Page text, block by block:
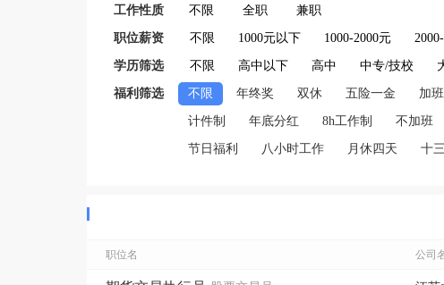
工作性质 不限 全职 兼职
职位薪资 不限 1000元以下 1000-2000元
学历筛选 不限 高中以下 高中 中专/技校
福利筛选 不限 年终奖 双休 五险一金 加
计件制 年底分红 8h工作制 不加班
节日福利 八小时工作 月休四天 十
职位名 公司